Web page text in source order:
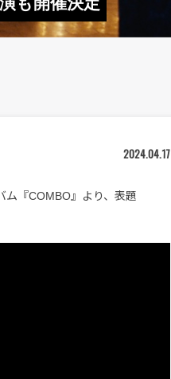
2024.04.17
ム『COMBO』より、表題